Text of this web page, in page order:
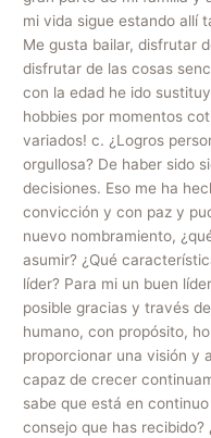
mi vida sigue estando allí
Me gusta bailar, disfrutar
disfrutar de las cosas
con la edad he ido
hobbies por momentos
variados! c. ¿Logros
orgullosa? De haber sido
decisiones. Eso me ha
convicción y con paz y
nuevo nombramiento,
asumir? ¿Qué
líder? Para mi un buen
posible gracias y través
humano, con propósito,
proporcionar una visión y
capaz de crecer
sabe que está en
consejo que has